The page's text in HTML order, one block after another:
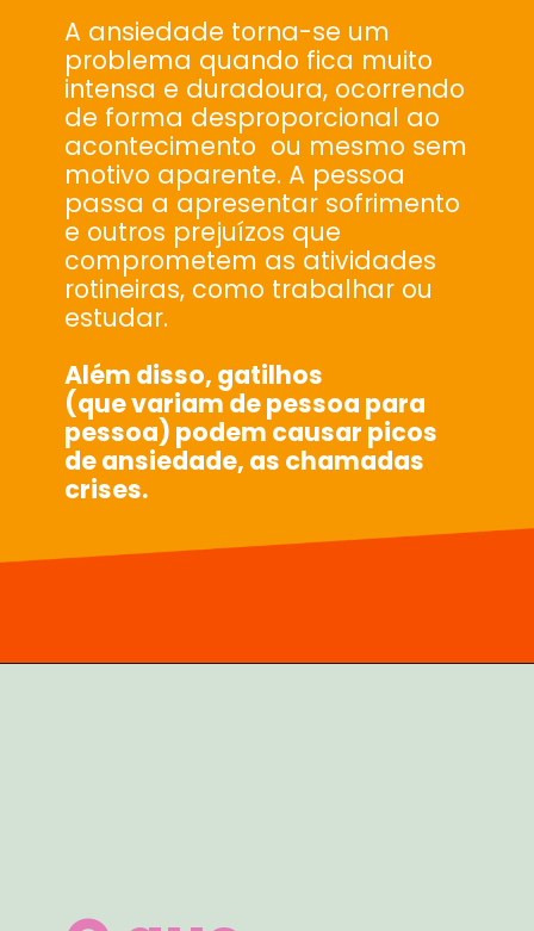
A ansiedade torna-se um
problema quando fica muito
intensa e duradoura, ocorrendo
de forma desproporcional ao
acontecimento ou mesmo sem
motivo aparente. A pessoa
passa a apresentar sofrimento
e outros prejuízos que
comprometem as atividades
rotineiras, como trabalhar ou
estudar.
Além disso, gatilhos
(que variam de pessoa para
pessoa) podem causar picos
de ansiedade, as chamadas
crises.